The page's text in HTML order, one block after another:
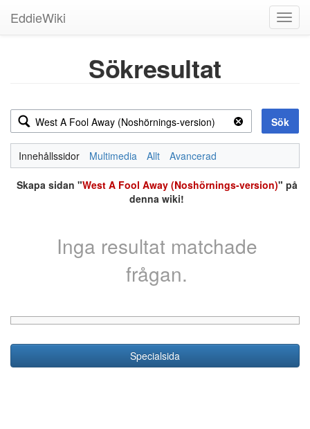
EddieWiki
Sökresultat
Sök
Innehållssidor Multimedia Allt Avancerad
Skapa sidan "West A Fool Away (Noshörnings-version)" på
denna wiki!
Inga resultat matchade
frågan.
Specialsida